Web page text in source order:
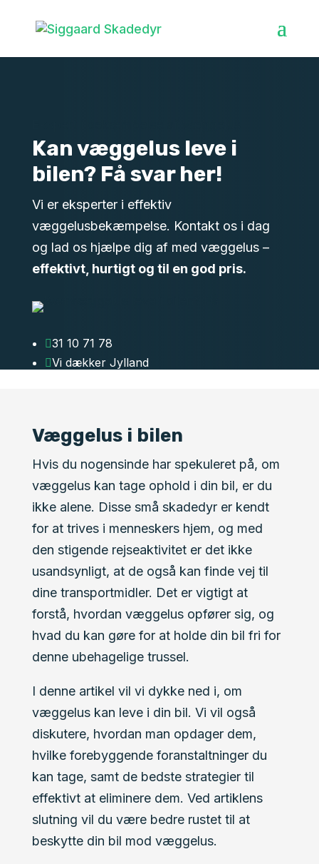
Kan væggelus leve i
bilen? Få svar her!
Vi er eksperter i effektiv
væggelusbekæmpelse. Kontakt os i dag
og lad os hjælpe dig af med væggelus –
effektivt, hurtigt og til en god pris.
31 10 71 78
Vi dækker Jylland
Væggelus i bilen
Hvis du nogensinde har spekuleret på, om
væggelus kan tage ophold i din bil, er du
ikke alene. Disse små skadedyr er kendt
for at trives i menneskers hjem, og med
den stigende rejseaktivitet er det ikke
usandsynligt, at de også kan finde vej til
dine transportmidler. Det er vigtigt at
forstå, hvordan væggelus opfører sig, og
hvad du kan gøre for at holde din bil fri for
denne ubehagelige trussel.
I denne artikel vil vi dykke ned i, om
væggelus kan leve i din bil. Vi vil også
diskutere, hvordan man opdager dem,
hvilke forebyggende foranstaltninger du
kan tage, samt de bedste strategier til
effektivt at eliminere dem. Ved artiklens
slutning vil du være bedre rustet til at
beskytte din bil mod væggelus.